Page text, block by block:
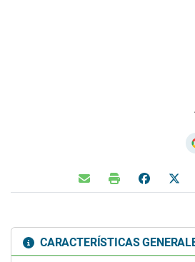
CARACTERÍSTICAS